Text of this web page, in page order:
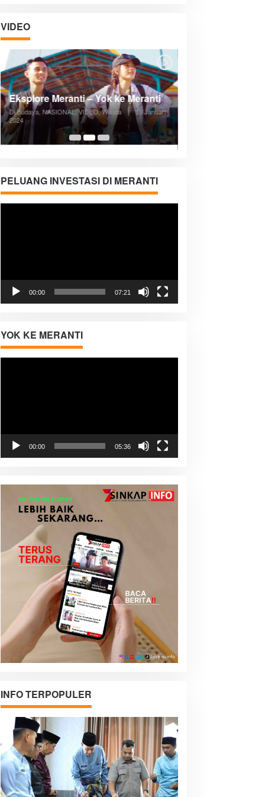
VIDEO
05:08
Posyandu Melayani Semua Siklus
Hidup
Di ADVERTORIAL, Kesehatan, VIDEO |
27
Desember 2023
PELUANG INVESTASI DI MERANTI
00:00 07:21
YOK KE MERANTI
00:00 05:36
INFO TERPOPULER